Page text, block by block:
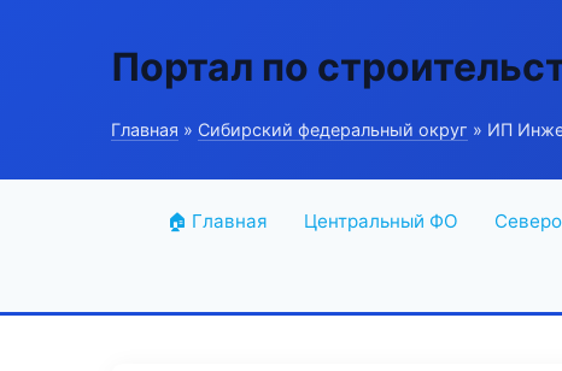
Портал по
Главная » Сибирский федеральный округ » ИП
🏠 Главная Центральный ФО